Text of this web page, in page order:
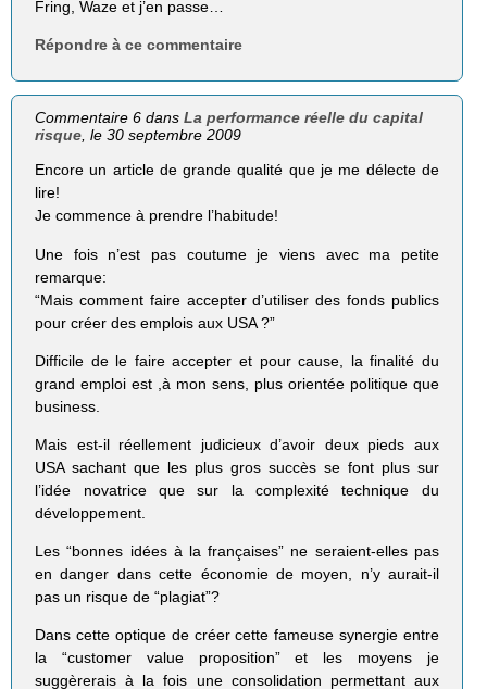
Fring, Waze et j’en passe…
Répondre à ce commentaire
Commentaire 6 dansLa performance réelle du capital
risque, le 30 septembre 2009
Encore un article de grande qualité que je me délecte de
lire!
Je commence à prendre l’habitude!
Une fois n’est pas coutume je viens avec ma petite
remarque:
“Mais comment faire accepter d’utiliser des fonds publics
pour créer des emplois aux USA ?”
Difficile de le faire accepter et pour cause, la finalité du
grand emploi est ,à mon sens, plus orientée politique que
business.
Mais est-il réellement judicieux d’avoir deux pieds aux
USA sachant que les plus gros succès se font plus sur
l’idée novatrice que sur la complexité technique du
développement.
Les “bonnes idées à la françaises” ne seraient-elles pas
en danger dans cette économie de moyen, n’y aurait-il
pas un risque de “plagiat”?
Dans cette optique de créer cette fameuse synergie entre
la “customer value proposition” et les moyens je
suggèrerais à la fois une consolidation permettant aux